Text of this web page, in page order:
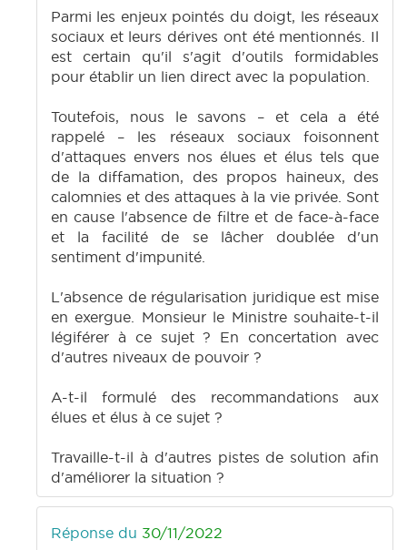
Parmi les enjeux pointés du doigt, les réseaux
sociaux et leurs dérives ont été mentionnés. Il
est certain qu'il s'agit d'outils formidables
pour établir un lien direct avec la population.
Toutefois, nous le savons – et cela a été
rappelé – les réseaux sociaux foisonnent
d'attaques envers nos élues et élus tels que
de la diffamation, des propos haineux, des
calomnies et des attaques à la vie privée. Sont
en cause l'absence de filtre et de face-à-face
et la facilité de se lâcher doublée d'un
sentiment d'impunité.
L'absence de régularisation juridique est mise
en exergue. Monsieur le Ministre souhaite-t-il
légiférer à ce sujet ? En concertation avec
d'autres niveaux de pouvoir ?
A-t-il formulé des recommandations aux
élues et élus à ce sujet ?
Travaille-t-il à d'autres pistes de solution afin
d'améliorer la situation ?
Réponse du 30/11/2022